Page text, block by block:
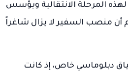
المرحلة الانتقالية ويؤسس
أن منصب السفير لا يزال شاغراً
دبلوماسي خاص، إذ كانت